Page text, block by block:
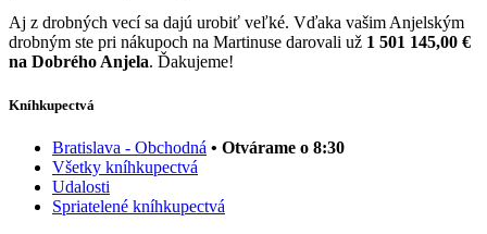
Aj z drobných vecí sa dajú urobiť veľké. Vďaka vašim Anjelským
drobným ste pri nákupoch na Martinuse darovali už 1 501 145,00 €
na Dobrého Anjela. Ďakujeme!
Kníhkupectvá
Bratislava - Obchodná • Otvárame o 8:30
Všetky kníhkupectvá
Udalosti
Spriatelené kníhkupectvá